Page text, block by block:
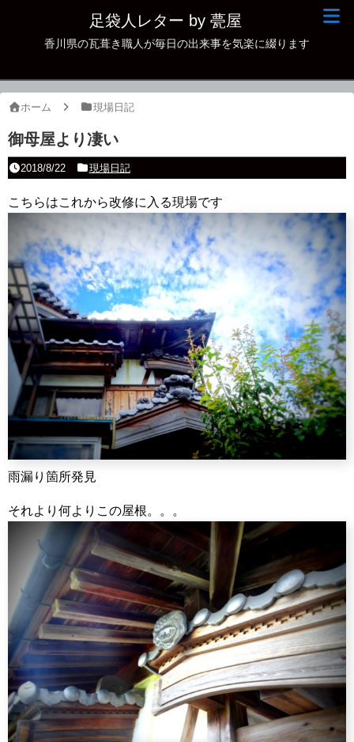
足袋人レター by 甍屋
香川県の瓦葺き職人が毎日の出来事を気楽に綴ります
ホーム 現場日記
御母屋より凄い
2018/8/22 現場日記
こちらはこれから改修に入る現場です
雨漏り箇所発見
それより何よりこの屋根。。。
現場日記
古瓦
その他